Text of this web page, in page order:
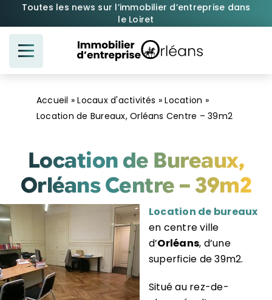
Passer
contenu
Toutes les news sur l’immobilier d’entreprise dans
le Loiret
Accueil »Locaux d'activités »Location »
Location de Bureaux, Orléans Centre – 39m2
Location de Bureaux,
Orléans Centre – 39m2
Location de bureaux
en centre ville
d’Orléans, d’une
superficie de 39m2.
Situé au rez-de-